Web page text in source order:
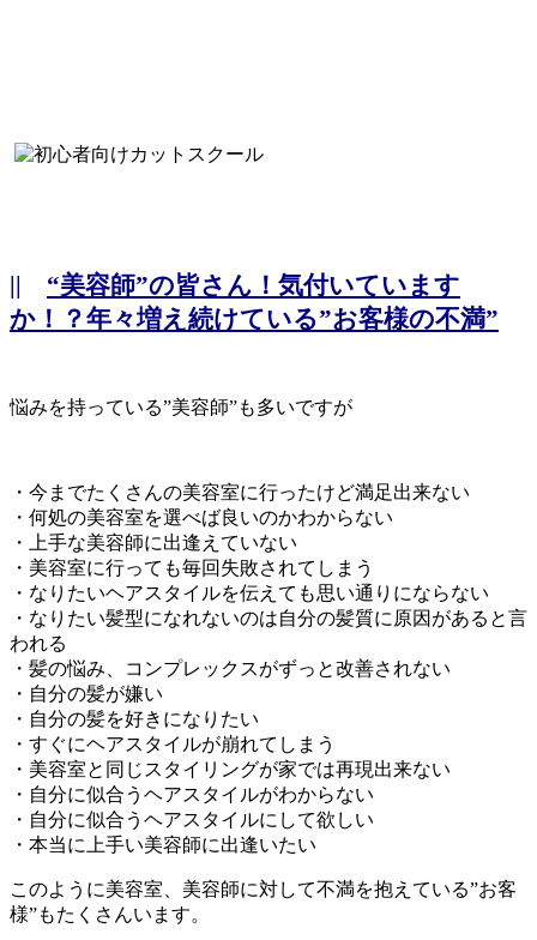
|| “美容師”の皆さん！気付いています
か！？年々増え続けている”お客様の不満”
悩みを持っている”美容師”も多いですが
・今までたくさんの美容室に行ったけど満足出来ない
・何処の美容室を選べば良いのかわからない
・上手な美容師に出逢えていない
・美容室に行っても毎回失敗されてしまう
・なりたいヘアスタイルを伝えても思い通りにならない
・なりたい髪型になれないのは自分の髪質に原因があると言
われる
・髪の悩み、コンプレックスがずっと改善されない
・自分の髪が嫌い
・自分の髪を好きになりたい
・すぐにヘアスタイルが崩れてしまう
・美容室と同じスタイリングが家では再現出来ない
・自分に似合うヘアスタイルがわからない
・自分に似合うヘアスタイルにして欲しい
・本当に上手い美容師に出逢いたい
このように美容室、美容師に対して不満を抱えている”お客
様”もたくさんいます。